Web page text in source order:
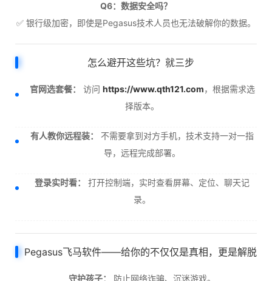
Q6：数据安全吗？
✅ 银行级加密，即使是Pegasus技术人员也无法破解你的数据。
怎么避开这些坑？就三步
官网选套餐： 访问 https://www.qth121.com，根据需求选
择版本。
有人教你远程装：
不需要拿到对方手机，技术支持一对一指
导，远程完成部署。
登录实时看：
打开控制端，实时查看屏幕、定位、聊天记
录。
Pegasus飞马软件——给你的不仅仅是真相，更是解脱
守护孩子： 防止网络诈骗、沉迷游戏。